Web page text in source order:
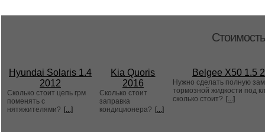
Hyundai Solaris 1.4
2012
Сколько стоит цепь грм
поменять с
нятяжителями? [...]
Kia Quoris
2016
Сколько стоит
заправка
кондиционера? [...]
Belgee X50 1.5
Нужно сделать полную
тормозной жидкости под
сколько стоит? [...]